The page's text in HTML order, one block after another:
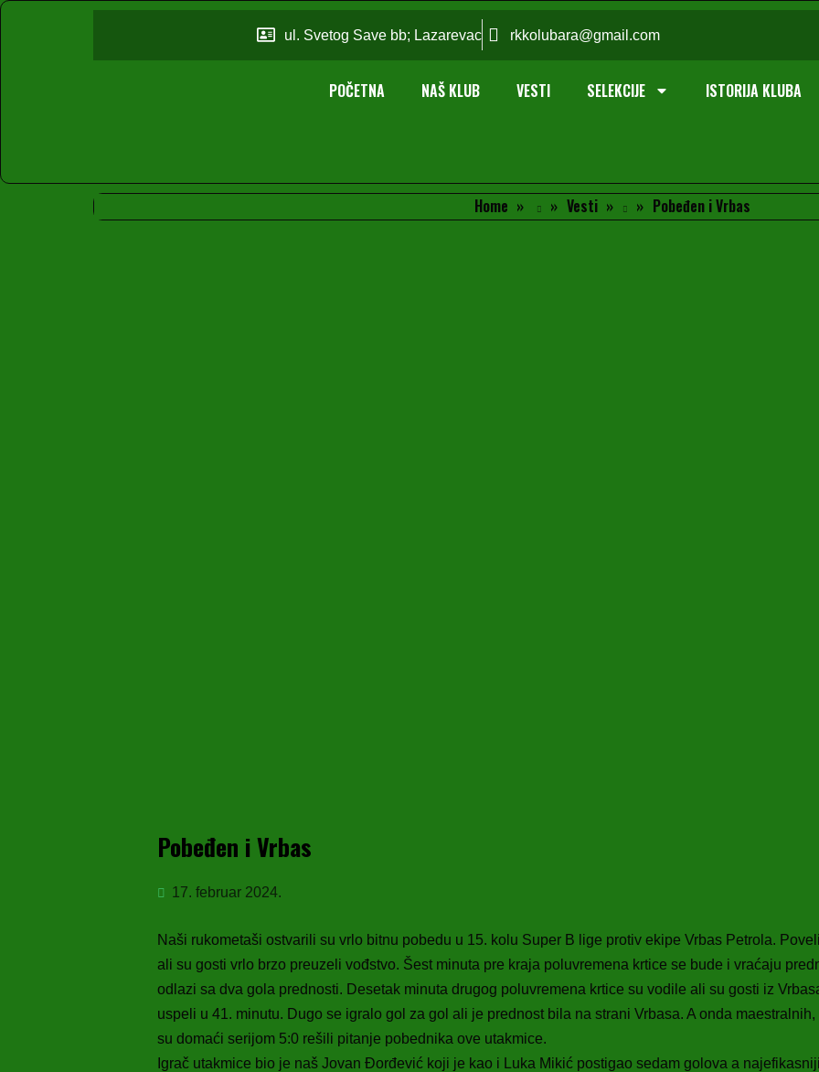
ul. Svetog Save bb; Lazarevac rkkolubara@gmail.com
POČETNA NAŠ KLUB VESTI SELEKCIJE ISTORIJA KLUBA
Home Vesti Pobeđen i Vrbas
Pobeđen i Vrbas
17. februar 2024.
Naši rukometaši ostvarili su vrlo bitnu pobedu u 15. kolu Super B lige protiv ekipe Vrbas Petrola.
ali su gosti vrlo brzo preuzeli vođstvo. Šest minuta pre kraja poluvremena krtice se bude i vraćaju
odlazi sa dva gola prednosti. Desetak minuta drugog poluvremena krtice su vodile ali su gosti iz
uspeli u 41. minutu. Dugo se igralo gol za gol ali je prednost bila na strani Vrbasa. A onda
su domaći serijom 5:0 rešili pitanje pobednika ove utakmice.
Igrač utakmice bio je naš Jovan Đorđević koji je kao i Luka Mikić postigao sedam golova a